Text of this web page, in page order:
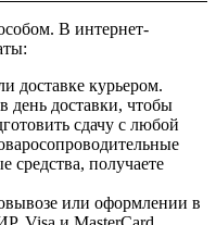
В интернет-
доставке курьером.
день доставки, чтобы
сдачу с любой
средства, получаете
или оформлении в